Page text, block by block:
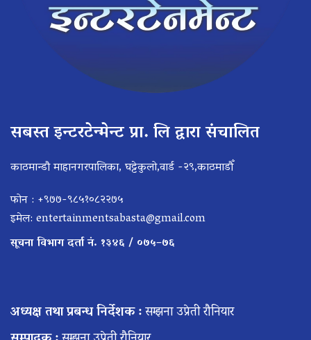
सबस्त इन्टरटेन्मेन्ट प्रा. लि द्वारा संचालित
काठमान्डौ माहानगरपालिका, घट्टेकुलो,वार्ड -२९,काठमाडौँ
फोन : +९७७-९८५१०८२२७५
इमेल: entertainmentsabasta@gmail.com
सूचना विभाग दर्ता नं. १३४६ / ०७५–७६
अध्यक्ष तथा प्रबन्ध निर्देशक :सम्झना उप्रेती रौनियार